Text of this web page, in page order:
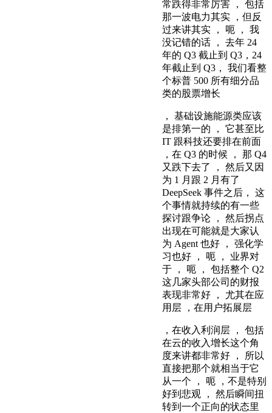
常跌得非常厉害 ， 包括
那一波电力其实 ，但反
过来讲其实 ， 呃 ， 我
没记错的话 ， 去年 24
年的 Q3 截止到 Q3，24
年截止到 Q3， 我们看整
个标普 500 所有细分品
类的股票增长
， 基础设施能源类应该
是排第一的 ， 它甚至比
IT 跟科技还要排在前面
，在 Q3 的时候 ， 那 Q4
又跌下去了 ， 然后又因
为 1 月跟 2 月有了
DeepSeek 事件之后， 这
个事情就持续的有一些
探讨跟争论 ， 然后拐点
出现在可能就是大家认
为 Agent 也好 ， 强化学
习也好 ， 呃 ， 业界对
于 ， 呃 ， 包括整个 Q2
这几家头部公司的财报
表现非常好 ， 尤其在应
用层 ，在用户拓展层
，在收入利润层 ， 包括
在云的收入增长这个角
度来讲都非常好 ， 所以
直接把那个就相当于它
从一个 ， 呃 ，不是特别
好到悲观 ， 然后瞬间扭
转到一个正向的状态里